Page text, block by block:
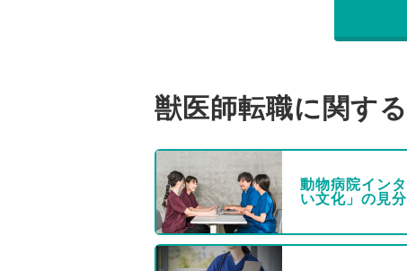
獣医師転職に関す
動物病院イン
い文化」の見